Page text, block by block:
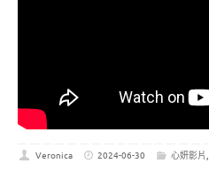
Veronica 2024-06-30 心妍影片,